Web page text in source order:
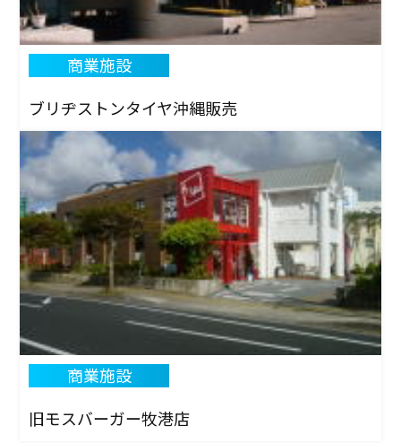
商業施設
ブリヂストンタイヤ沖縄販売
商業施設
旧モスバーガー牧港店